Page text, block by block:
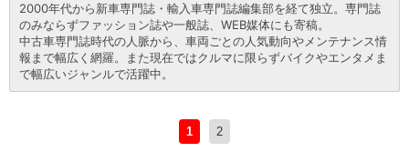
2000年代から新車専門誌・輸入車専門誌編集部を経て独立。専門誌
のみならずファッション誌や一般誌、WEB媒体にも寄稿。
中古車専門誌時代の人脈から、車両ごとの人気動向やメンテナンス情
報まで幅広く網羅。また現在ではクルマに限らずバイクやエンタメま
で幅広いジャンルで活躍中。
1 2